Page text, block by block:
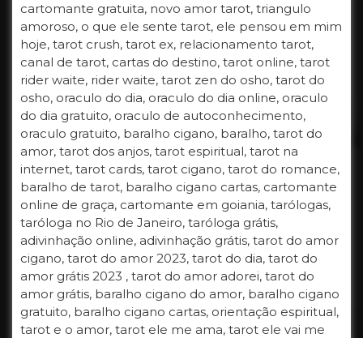
cartomante gratuita, novo amor tarot, triangulo
amoroso, o que ele sente tarot, ele pensou em mim
hoje, tarot crush, tarot ex, relacionamento tarot,
canal de tarot, cartas do destino, tarot online, tarot
rider waite, rider waite, tarot zen do osho, tarot do
osho, oraculo do dia, oraculo do dia online, oraculo
do dia gratuito, oraculo de autoconhecimento,
oraculo gratuito, baralho cigano, baralho, tarot do
amor, tarot dos anjos, tarot espiritual, tarot na
internet, tarot cards, tarot cigano, tarot do romance,
baralho de tarot, baralho cigano cartas, cartomante
online de graça, cartomante em goiania, tarólogas,
taróloga no Rio de Janeiro, taróloga grátis,
adivinhação online, adivinhação grátis, tarot do amor
cigano, tarot do amor 2023, tarot do dia, tarot do
amor grátis 2023 , tarot do amor adorei, tarot do
amor grátis, baralho cigano do amor, baralho cigano
gratuito, baralho cigano cartas, orientação espiritual,
tarot e o amor, tarot ele me ama, tarot ele vai me